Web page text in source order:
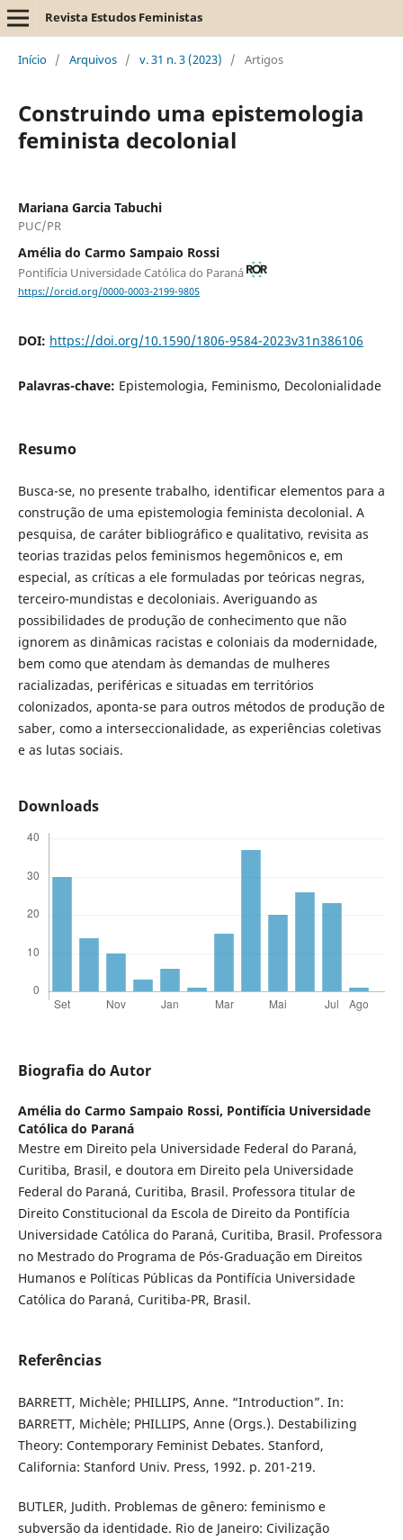
Revista Estudos Feministas
Início / Arquivos / v. 31 n. 3 (2023) / Artigos
Construindo uma epistemologia
feminista decolonial
Mariana Garcia Tabuchi
PUC/PR
Amélia do Carmo Sampaio Rossi
Pontifícia Universidade Católica do Paraná
https://orcid.org/0000-0003-2199-9805
DOI: https://doi.org/10.1590/1806-9584-2023v31n386106
Palavras-chave: Epistemologia, Feminismo, Decolonialidade
Resumo
Busca-se, no presente trabalho, identificar elementos para a
construção de uma epistemologia feminista decolonial. A
pesquisa, de caráter bibliográfico e qualitativo, revisita as
teorias trazidas pelos feminismos hegemônicos e, em
especial, as críticas a ele formuladas por teóricas negras,
terceiro-mundistas e decoloniais. Averiguando as
possibilidades de produção de conhecimento que não
ignorem as dinâmicas racistas e coloniais da modernidade,
bem como que atendam às demandas de mulheres
racializadas, periféricas e situadas em territórios
colonizados, aponta-se para outros métodos de produção de
saber, como a interseccionalidade, as experiências coletivas
e as lutas sociais.
Downloads
Biografia do Autor
Amélia do Carmo Sampaio Rossi, Pontifícia Universidade
Católica do Paraná
Mestre em Direito pela Universidade Federal do Paraná,
Curitiba, Brasil, e doutora em Direito pela Universidade
Federal do Paraná, Curitiba, Brasil. Professora titular de
Direito Constitucional da Escola de Direito da Pontifícia
Universidade Católica do Paraná, Curitiba, Brasil. Professora
no Mestrado do Programa de Pós-Graduação em Direitos
Humanos e Políticas Públicas da Pontifícia Universidade
Católica do Paraná, Curitiba-PR, Brasil.
Referências
BARRETT, Michèle; PHILLIPS, Anne. “Introduction”. In:
BARRETT, Michèle; PHILLIPS, Anne (Orgs.). Destabilizing
Theory: Contemporary Feminist Debates. Stanford,
California: Stanford Univ. Press, 1992. p. 201-219.
BUTLER, Judith. Problemas de gênero: feminismo e
subversão da identidade. Rio de Janeiro: Civilização